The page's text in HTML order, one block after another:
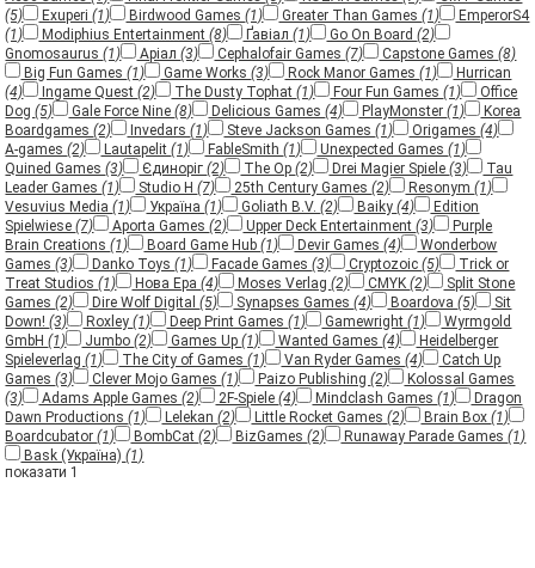
(5)
Exuperi(1) Birdwood Games(1) Greater Than Games(1)
EmperorS4
(1)
Modiphius Entertainment(8) Ґавіал(1) Go On Board(2)
Gnomosaurus(1) Аріал(3) Cephalofair Games(7) Capstone Games(8)
Big Fun Games(1) Game Works(3) Rock Manor Games(1)
Hurrican
(4)
Ingame Quest(2) The Dusty Tophat(1) Four Fun Games(1)
Office
Dog(5) Gale Force Nine(8) Delicious Games(4) PlayMonster(1)
Korea
Boardgames(2) Invedars(1) Steve Jackson Games(1) Origames(4)
A-games(2) Lautapelit(1) FableSmith(1) Unexpected Games(1)
Quined Games(3) Єдиноріг(2) The Op(2) Drei Magier Spiele(3)
Tau
Leader Games(1) Studio H(7) 25th Century Games(2) Resonym(1)
Vesuvius Media(1) Україна(1) Goliath B.V.(2) Baiky(4)
Edition
Spielwiese(7) Aporta Games(2) Upper Deck Entertainment(3)
Purple
Brain Creations(1) Board Game Hub(1) Devir Games(4)
Wonderbow
Games(3) Danko Toys(1) Facade Games(3) Cryptozoic(5)
Trick or
Treat Studios(1) Нова Ера(4) Moses Verlag(2) CMYK(2)
Split Stone
Games(2) Dire Wolf Digital(5) Synapses Games(4) Boardova(5)
Sit
Down!(3) Roxley(1) Deep Print Games(1) Gamewright(1)
Wyrmgold
GmbH(1) Jumbo(2) Games Up(1) Wanted Games(4)
Heidelberger
Spieleverlag(1) The City of Games(1) Van Ryder Games(4)
Catch Up
Games(3) Clever Mojo Games(1) Paizo Publishing(2)
Kolossal Games
(3)
Adams Apple Games(2) 2F-Spiele(4) Mindclash Games(1)
Dragon
Dawn Productions(1) Lelekan(2) Little Rocket Games(2) Brain Box(1)
Boardcubator(1) BombCat(2) BizGames(2) Runaway Parade Games(1)
Bask (Україна)(1)
показати 1